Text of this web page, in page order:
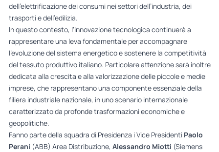
dell’elettrificazione dei consumi nei settori dell’industria, dei
trasporti e dell’edilizia.
In questo contesto, l’innovazione tecnologica continuerà a
rappresentare una leva fondamentale per accompagnare
l’evoluzione del sistema energetico e sostenere la competitività
del tessuto produttivo italiano. Particolare attenzione sarà inoltre
dedicata alla crescita e alla valorizzazione delle piccole e medie
imprese, che rappresentano una componente essenziale della
filiera industriale nazionale, in uno scenario internazionale
caratterizzato da profonde trasformazioni economiche e
geopolitiche.
Fanno parte della squadra di Presidenza i Vice Presidenti Paolo
Perani (ABB) Area Distribuzione, Alessandro Miotti (Siemens